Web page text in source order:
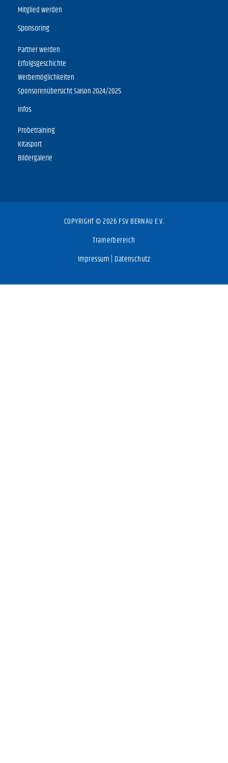
Mitglied werden
Sponsoring
Partner werden
Erfolgsgeschichte
Werbemöglichkeiten
Sponsorenübersicht Saison 2024/2025
Infos
Probetraining
Kitasport
Bildergalerie
COPYRIGHT © 2026 FSV BERNAU E.V.
Trainerbereich
Impressum Datenschutz